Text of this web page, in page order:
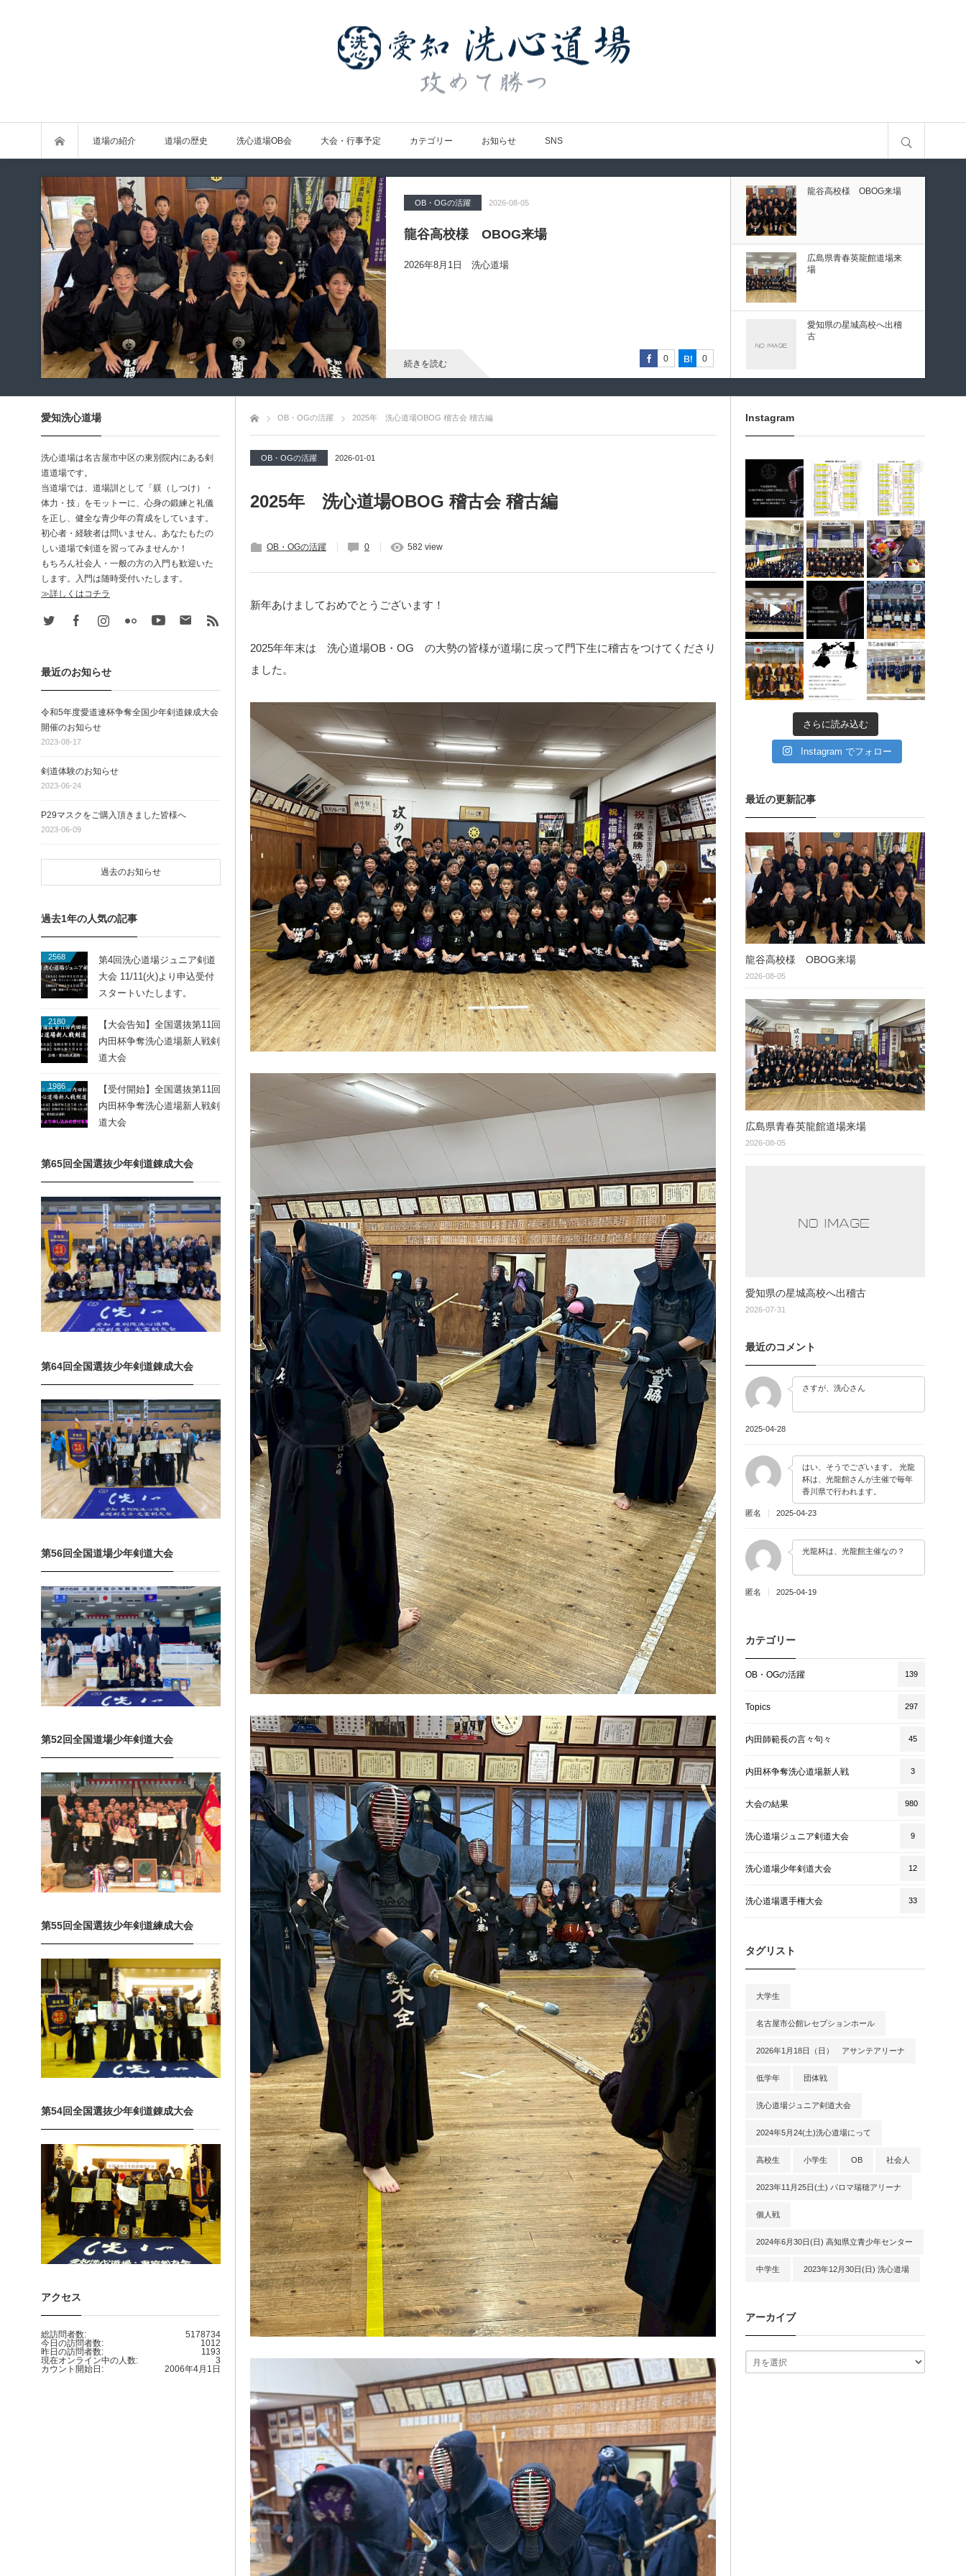
道場の紹介 道場の歴史 洗心道場OB会 大会・行事予定 カテゴリー お知らせ SNS
OB・OGの活躍 2026-08-05
龍谷高校様 OBOG来場
2026年8月1日 洗心道場
0 0
続きを読む
Topics 2026-08-05
広島県青春英龍館道場来場
2026年7月25日（土）洗心道場
0 0
大会の結果 2026-07-31
愛知県の星城高校へ出稽古
2026年7月24日(金)
0 0
大会の結果 2026-07-25
第80回愛知県中学校総合体育大会・地区予選
2026年7月24日（金）
0 0
大会の結果 2026-07-22
第136回愛知県剣道道場連盟研修会トーナメント戦
2026年7月19日（日）昭和スポーツセンター
0 0
第136回愛知県剣道道場連
龍谷高校様 OBOG来場
広島県青春英龍館道場来
場
愛知県の星城高校へ出稽
古
第136回愛知県剣道道場連
盟研修会トーナメント戦
龍谷高校様 OBOG来場
広島県青春英龍館道場来
愛知県の星城高校へ出稽
古
第80回愛知県中学校総合
体育大会・地区予選
第136回愛知県剣道道場連
盟研修会トーナメント戦
OB・OGの活躍 2025年 洗心道場OBOG 稽古会 稽古編
OB・OGの活躍 2026-01-01
2025年 洗心道場OBOG 稽古会 稽古編
OB・OGの活躍 0 582 view
新年あけましておめでとうございます！
2025年年末は 洗心道場OB・OG の大勢の皆様が道場に戻って門下生に稽古をつけてくださり
ました。
愛知洗心道場
洗心道場は名古屋市中区の東別院内にある剣
道道場です。
当道場では、道場訓として「躾（しつけ）・
体力・技」をモットーに、心身の鍛練と礼儀
を正し、健全な青少年の育成をしています。
初心者・経験者は問いません。あなたもたの
しい道場で剣道を習ってみませんか！
もちろん社会人・一般の方の入門も歓迎いた
します。入門は随時受付いたします。
≫詳しくはコチラ
Twitter FacebookInstagramFlickr Youtube Contact
最近のお知らせ
令和5年度愛道連杯争奪全国少年剣道錬成大会
開催のお知らせ
2023-08-17
剣道体験のお知らせ
2023-06-24
P29マスクをご購入頂きました皆様へ
2023-06-09
過去のお知らせ
過去1年の人気の記事
2568
第4回洗心道場ジュニア剣道
大会 11/11(火)より申込受付
スタートいたします。
2180
【大会告知】全国選抜第11回
内田杯争奪洗心道場新人戦剣
道大会
1986
【受付開始】全国選抜第11回
内田杯争奪洗心道場新人戦剣
道大会
第65回全国選抜少年剣道錬成大会
第64回全国選抜少年剣道錬成大会
第56回全国道場少年剣道大会
第52回全国道場少年剣道大会
第55回全国選抜少年剣道練成大会
第54回全国選抜少年剣道錬成大会
アクセス
5178734
総訪問者数:
1012
今日の訪問者数:
1193
昨日の訪問者数:
3
現在オンライン中の人数:
2006年4月1日
カウント開始日:
Instagram
3月 10 1月 31 1月 31
1月 30 1月 30 1月 28
12月 31 12月 5 11月 11
11月 11 11月 6 9月 11
さらに読み込む
Instagram でフォロー
最近の更新記事
龍谷高校様 OBOG来場
2026-08-05
広島県青春英龍館道場来場
2026-08-05
愛知県の星城高校へ出稽古
2026-07-31
最近のコメント
さすが、洗心さん
2025-04-28
はい、そうでございます。 光龍
杯は、光龍館さんが主催で毎年
香川県で行われます。
匿名 2025-04-23
光龍杯は、光龍館主催なの？
匿名 2025-04-19
カテゴリー
OB・OGの活躍 139
Topics 297
内田師範長の言々句々 45
内田杯争奪洗心道場新人戦 3
大会の結果 980
洗心道場ジュニア剣道大会 9
洗心道場少年剣道大会 12
洗心道場選手権大会 33
タグリスト
大学生
名古屋市公館レセプションホール
2026年1月18日（日） アサンテアリーナ
低学年 団体戦
洗心道場ジュニア剣道大会
2024年5月24(土)洗心道場にって
高校生 小学生 OB 社会人
2023年11月25日(土) パロマ瑞穂アリーナ
個人戦
2024年6月30日(日) 高知県立青少年センター
中学生 2023年12月30日(日) 洗心道場
アーカイブ